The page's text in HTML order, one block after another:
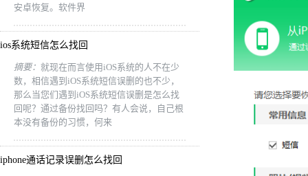
安卓恢复。软件界
ios系统短信怎么找回
摘要： 就现在而言使用iOS系统的人不在少
数，相信遇到iOS系统短信误删的也不少，
那么当您们遇到iOS系统短信误删是怎么找
回呢？通过备份找回吗？有人会说，自己根
本没有备份的习惯，何来
iphone通话记录误删怎么找回